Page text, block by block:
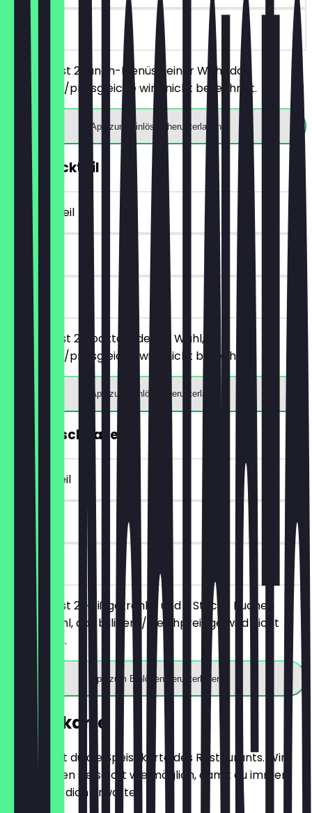
vor Ort
Du bestellst 2 Lunch-Menüs deiner Wahl, das
günstigere/preisgleiche wird nicht berechnet.
App zum Einlösen herunterladen
2für1 Cocktail
~10 € Vorteil
30 Tage
Du bestellst 2 Cocktails deiner Wahl, der
günstigere/preisgleiche wird nicht berechnet.
App zum Einlösen herunterladen
2für1 Naschpaket
~8 € Vorteil
30 Tage
vor Ort
Du bestellst 2 Heißgetränke und 2 Stücke Kuchen
deiner Wahl, das billigere/gleichpreisige wird nicht
berechnet.
App zum Einlösen herunterladen
Speisekarte
Hier findest du die Speisekarte des Restaurants. Wir
aktualisieren sie so oft wie möglich, damit du immer
weißt, was dich erwartet.